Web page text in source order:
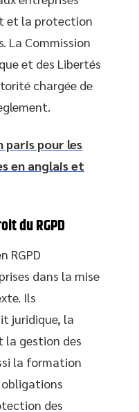
et la protection
La Commission
et des Libertés
chargée de
paris pour les
en anglais et
du RGPD
RGPD
dans la mise
Ils
juridique, la
gestion des
la formation
obligations
des